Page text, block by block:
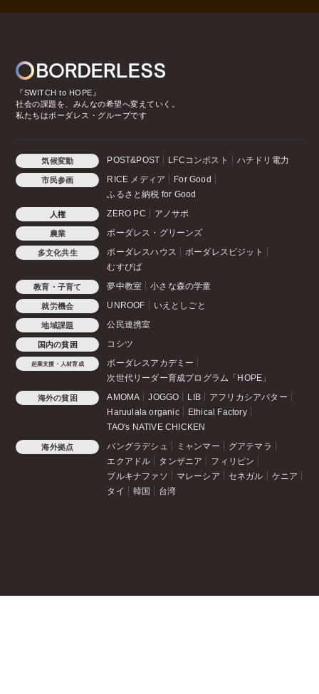
『SWITCH to HOPE』
社会の課題を、みんなの希望へ変えていく。
私たちはボーダレス・グループです
気候変動 POST&POST LFCコンポスト ハチドリ電力
市民参画 RICE メディア
For Good
ふるさと納税 for Good
人権 ZERO PC アノサポ
農業 ボーダレス・グリーンズ
多文化共生 ボーダレスハウス
ボーダレスビジット
むすびば
教育・子育て 夢中教室 小さな森の学童
就労機会 UNROOF いえとしごと
地域課題 公民連携室
国内の貧困 コシツ
起業支援・人材育成
ボーダレスアカデミー
次世代リーダー育成プログラム「HOPE」
海外の貧困 AMOMA JOGGO LIB
アフリカシアバター
Haruulala organic
Ethical Factory
TAO's NATIVE CHICKEN
海外拠点 バングラデシュ ミャンマー
グアテマラ
エクアドル
タンザニア
フィリピン
ブルキナファソ
マレーシア セネガル
ケニア
タイ
韓国 台湾